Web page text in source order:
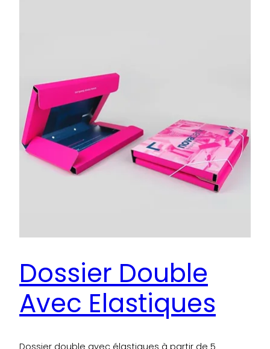
Dossier Double
Avec Elastiques
Dossier double avec élastiques à partir de 5